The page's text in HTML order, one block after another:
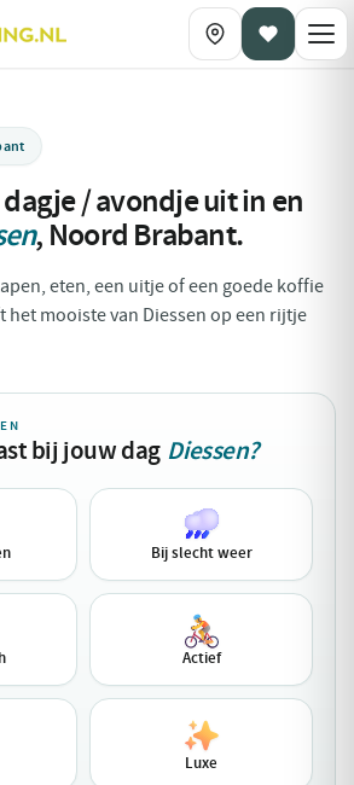
/ avondje uit in en
, Noord Brabant.
eten, een uitje of een goede koffie
mooiste van Diessen op een rijtje
bij jouw dag Diessen?
Bij slecht weer
Actief
Luxe